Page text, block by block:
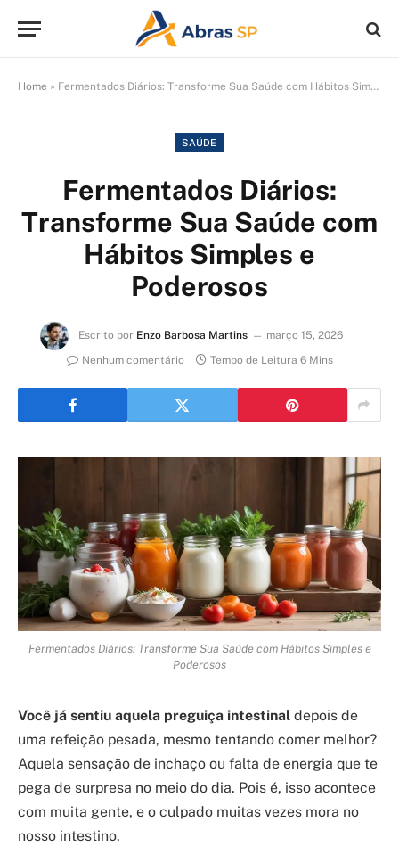
Home » Fermentados Diários: Transforme Sua Saúde com Hábitos Simples e Poderosos
SAÚDE
Fermentados Diários:
Transforme Sua Saúde com
Hábitos Simples e
Poderosos
Escrito por Enzo Barbosa Martins
março 15, 2026
Nenhum comentário
Tempo de Leitura 6 Mins
Fermentados Diários: Transforme Sua Saúde com Hábitos Simples e
Poderosos
Você já sentiu aquela preguiça intestinal depois de
uma refeição pesada, mesmo tentando comer melhor?
Aquela sensação de inchaço ou falta de energia que te
pega de surpresa no meio do dia. Pois é, isso acontece
com muita gente, e o culpado muitas vezes mora no
nosso intestino.